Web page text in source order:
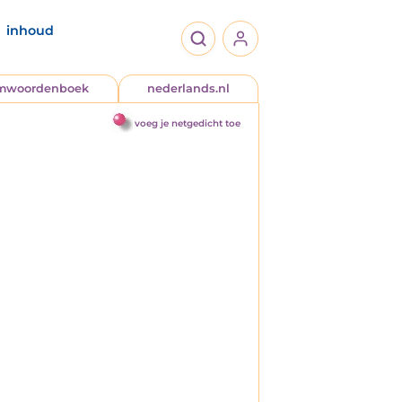
inhoud
nederlands.nl
voeg je netgedicht toe